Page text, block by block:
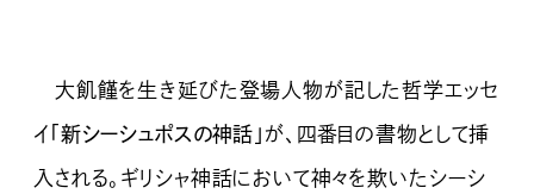
大飢饉を生き延びた登場人物が記した哲学エッセ
イ「新シーシュポスの神話」が、四番目の書物として挿
入される。ギリシャ神話において神々を欺いたシーシ